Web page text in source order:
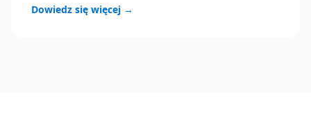
Dowiedz się więcej →